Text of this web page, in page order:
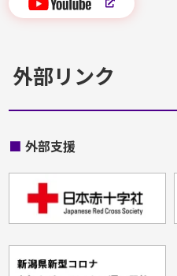
外部リンク
■ 外部支援